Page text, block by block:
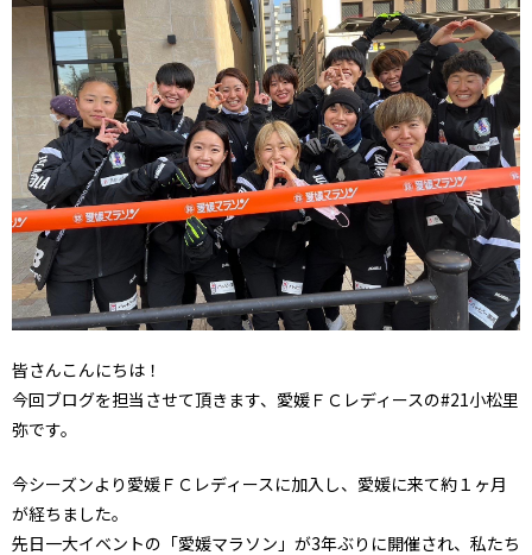
皆さんこんにちは！
今回ブログを担当させて頂きます、愛媛ＦＣレディースの#21小松里
弥です。
今シーズンより愛媛ＦＣレディースに加入し、愛媛に来て約１ヶ月
が経ちました。
先日一大イベントの「愛媛マラソン」が3年ぶりに開催され、私たち